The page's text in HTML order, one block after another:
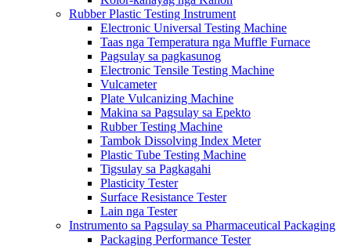
Rubber Plastic Testing Instrument
Electronic Universal Testing Machine
Taas nga Temperatura nga Muffle Furnace
Pagsulay sa pagkasunog
Electronic Tensile Testing Machine
Vulcameter
Plate Vulcanizing Machine
Makina sa Pagsulay sa Epekto
Rubber Testing Machine
Tambok Dissolving Index Meter
Plastic Tube Testing Machine
Tigsulay sa Pagkagahi
Plasticity Tester
Surface Resistance Tester
Lain nga Tester
Instrumento sa Pagsulay sa Pharmaceutical Packaging
Packaging Performance Tester